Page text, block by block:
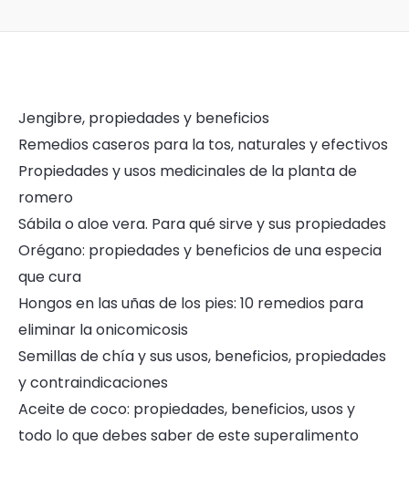
Jengibre, propiedades y beneficios
Remedios caseros para la tos, naturales y efectivos
Propiedades y usos medicinales de la planta de
romero
Sábila o aloe vera. Para qué sirve y sus propiedades
Orégano: propiedades y beneficios de una especia
que cura
Hongos en las uñas de los pies: 10 remedios para
eliminar la onicomicosis
Semillas de chía y sus usos, beneficios, propiedades
y contraindicaciones
Aceite de coco: propiedades, beneficios, usos y
todo lo que debes saber de este superalimento